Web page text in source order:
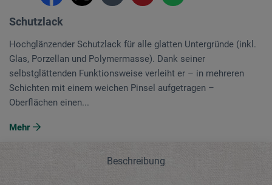
Schutzlack
Hochglänzender Schutzlack für alle glatten Untergründe (inkl.
Glas, Porzellan und Polymermasse). Dank seiner
selbstglättenden Funktionsweise verleiht er – in mehreren
Schichten mit einem weichen Pinsel aufgetragen –
Oberflächen einen...
Mehr
Beschreibung